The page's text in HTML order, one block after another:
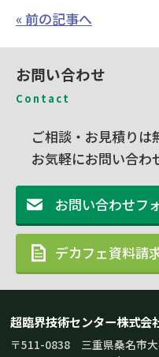
« 前の記事へ
お問い合わせ
Contact
ご相談・お見積りは
お気軽にお問い合わ
お問い合わせフ
デカフェ資料
超臨界技術センター株式会
〒511-0838 三重県桑名市